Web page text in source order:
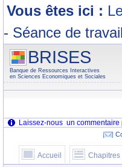
Vous êtes ici :
- Séance de travail
BRISES
Banque de Ressources Interactives
en Sciences Economiques et Sociales
Accueil Chapitres